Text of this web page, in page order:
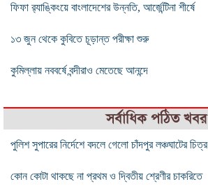
ফিফা র‍্যাঙ্কিংয়ে বাংলাদেশের উন্নতি, আর্জেন্টিনা শীর্ষে
১৩ জুন থেকে কুবিতে চূড়ান্ত পরীক্ষা শুরু
কুমিল্লায় নববর্ষে বন্দীরাও মেতেছে আনন্দে
সর্বাধিক পঠিত খবর
পুলিশ সুপারের নির্দেশে বদলে গেলো চাঁদপুর লঞ্চঘাটের চিত্র
কোন কোটা থাকছে না প্রথম ও দ্বিতীয় শ্রেণীর চাকরিতে